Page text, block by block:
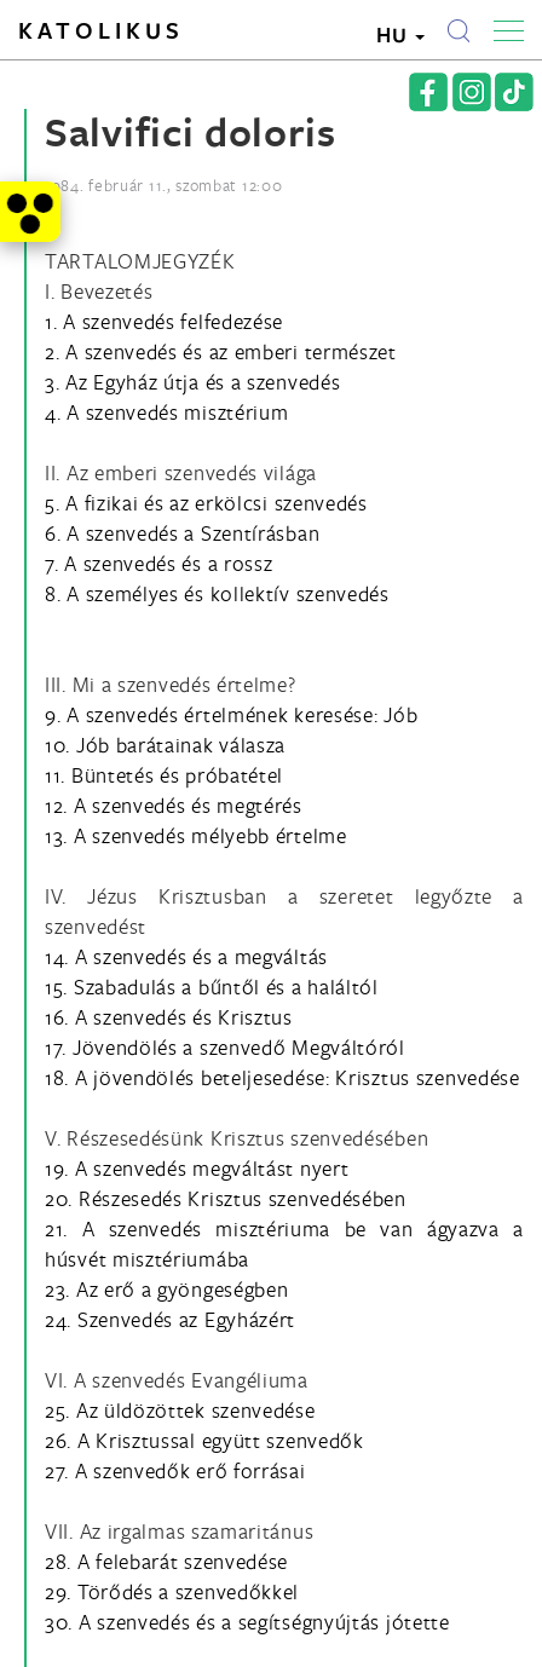
KATOLIKUS HU
Salvifici doloris
1984. február 11., szombat 12:00
TARTALOMJEGYZÉK
I. Bevezetés
1. A szenvedés felfedezése
2. A szenvedés és az emberi természet
3. Az Egyház útja és a szenvedés
4. A szenvedés misztérium
II. Az emberi szenvedés világa
5. A fizikai és az erkölcsi szenvedés
6. A szenvedés a Szentírásban
7. A szenvedés és a rossz
8. A személyes és kollektív szenvedés
III. Mi a szenvedés értelme?
9. A szenvedés értelmének keresése: Jób
10. Jób barátainak válasza
11. Büntetés és próbatétel
12. A szenvedés és megtérés
13. A szenvedés mélyebb értelme
IV. Jézus Krisztusban a szeretet legyőzte a
szenvedést
14. A szenvedés és a megváltás
15. Szabadulás a bűntől és a haláltól
16. A szenvedés és Krisztus
17. Jövendölés a szenvedő Megváltóról
18. A jövendölés beteljesedése: Krisztus szenvedése
V. Részesedésünk Krisztus szenvedésében
19. A szenvedés megváltást nyert
20. Részesedés Krisztus szenvedésében
21. A szenvedés misztériuma be van ágyazva a
húsvét misztériumába
23. Az erő a gyöngeségben
24. Szenvedés az Egyházért
VI. A szenvedés Evangéliuma
25. Az üldözöttek szenvedése
26. A Krisztussal együtt szenvedők
27. A szenvedők erő forrásai
VII. Az irgalmas szamaritánus
28. A felebarát szenvedése
29. Törődés a szenvedőkkel
30. A szenvedés és a segítségnyújtás jótette